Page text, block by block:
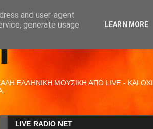
ΕΛΛΗΝΙΚΗ ΜΟΥΣΙΚΗ ΑΠΟ LIVE - ΚΑΙ ΟΧΙ
LIVE RADIO NET
and user-agent
generate usage
LEARN MORE